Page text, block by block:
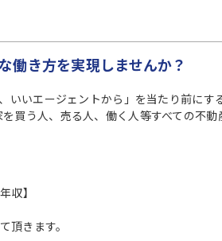
働き方を実現しませんか？
いいエージェントから」を当たり前にす
買う人、売る人、働く人等すべての不
収】
頂きます。